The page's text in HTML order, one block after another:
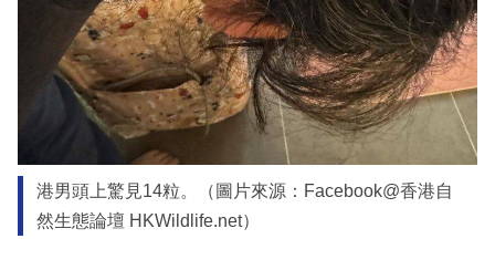
港男頭上驚見14粒。（圖片來源：Facebook@香港自
然生態論壇 HKWildlife.net）